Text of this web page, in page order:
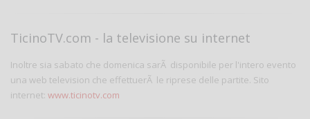
TicinoTV.com - la televisione su internet
Inoltre sia sabato che domenica sarÃ disponibile per l'intero evento
una web television che effettuerÃ le riprese delle partite. Sito
internet: www.ticinotv.com